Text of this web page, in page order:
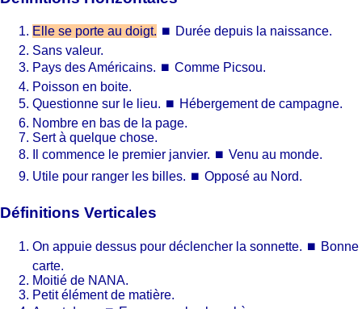
Elle se porte au doigt. ⏹ Durée depuis la naissance.
Sans valeur.
Pays des Américains. ⏹ Comme Picsou.
Poisson en boite.
Questionne sur le lieu. ⏹ Hébergement de campagne.
Nombre en bas de la page.
Sert à quelque chose.
Il commence le premier janvier. ⏹ Venu au monde.
Utile pour ranger les billes. ⏹ Opposé au Nord.
Définitions Verticales
On appuie dessus pour déclencher la sonnette. ⏹ Bonne
carte.
Moitié de NANA.
Petit élément de matière.